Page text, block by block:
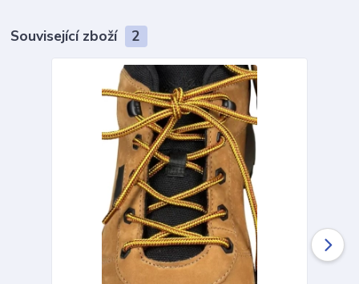
Související zboží 2